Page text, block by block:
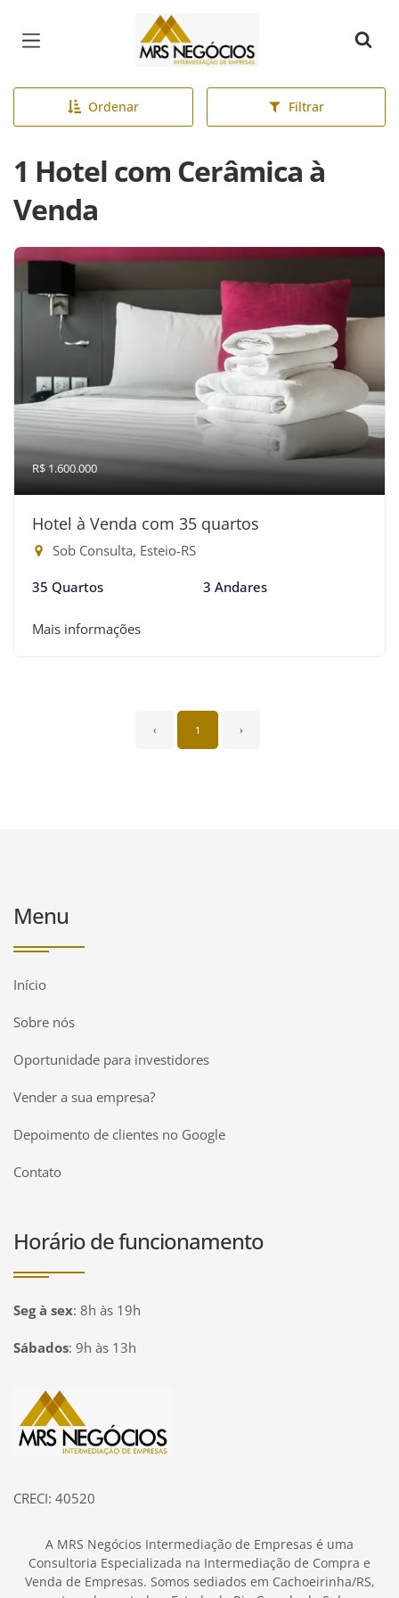
Página inicial
Ordenar Filtrar
1 Hotel com Cerâmica à
Venda
R$ 1.600.000
Hotel à Venda com 35 quartos
Sob Consulta, Esteio-RS
35 Quartos 3 Andares
Mais informações
‹ 1 ›
Menu
Início
Sobre nós
Oportunidade para investidores
Vender a sua empresa?
Depoimento de clientes no Google
Contato
Horário de funcionamento
Seg à sex: 8h às 19h
Sábados: 9h às 13h
Página inicial
CRECI: 40520
A MRS Negócios Intermediação de Empresas é uma
Consultoria Especializada na Intermediação de Compra e
Venda de Empresas. Somos sediados em Cachoeirinha/RS,